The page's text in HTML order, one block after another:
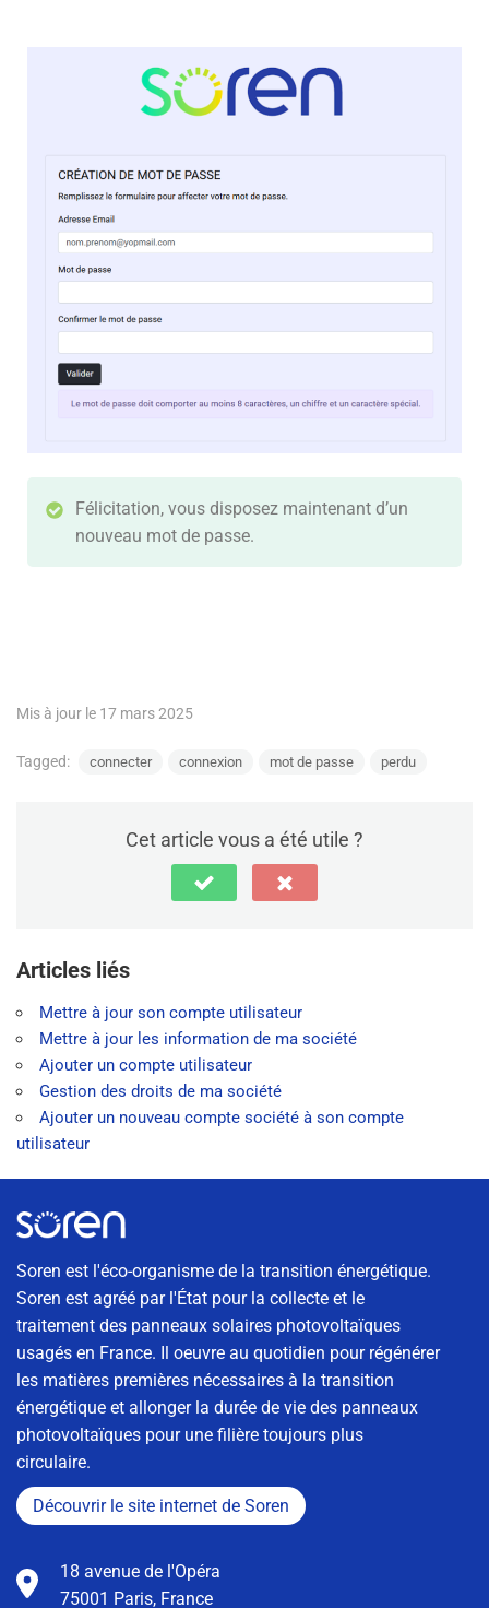
Félicitation, vous disposez maintenant d’un
nouveau mot de passe.
Mis à jour le 17 mars 2025
Tagged: connecter connexion mot de passe perdu
Cet article vous a été utile ?
Articles liés
Mettre à jour son compte utilisateur
Mettre à jour les information de ma société
Ajouter un compte utilisateur
Gestion des droits de ma société
Ajouter un nouveau compte société à son compte
utilisateur
Soren est l'éco-organisme de la transition énergétique.
Soren est agréé par l'État pour la collecte et le
traitement des panneaux solaires photovoltaïques
usagés en France. Il oeuvre au quotidien pour régénérer
les matières premières nécessaires à la transition
énergétique et allonger la durée de vie des panneaux
photovoltaïques pour une filière toujours plus
circulaire.
Découvrir le site internet de Soren
18 avenue de l'Opéra
75001 Paris, France